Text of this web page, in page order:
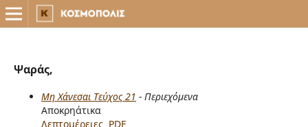
Ψαράς,
Μη Χάνεσαι Τεύχος 21 - Περιεχόμενα
Αποκρηάτικα
Λεπτομέρειες PDF